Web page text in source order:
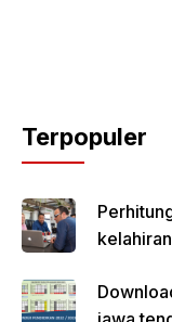
Terpopuler